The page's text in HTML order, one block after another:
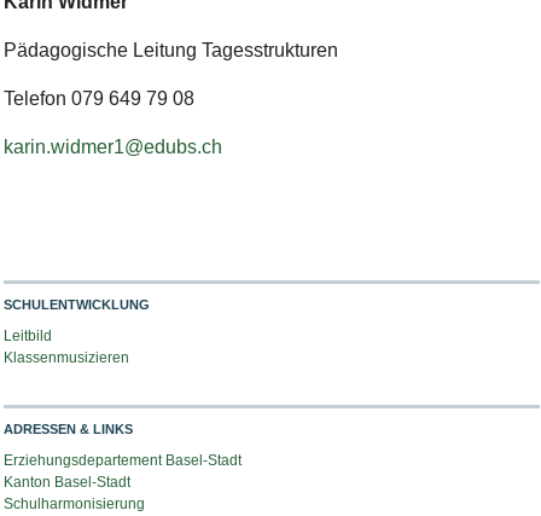
Pädagogische Leitung Tagesstrukturen
Telefon 079 649 79 08
karin.widmer1@edubs.ch
SCHULENTWICKLUNG
Leitbild
Klassenmusizieren
ADRESSEN & LINKS
Erziehungsdepartement Basel-Stadt
Kanton Basel-Stadt
Schulharmonisierung